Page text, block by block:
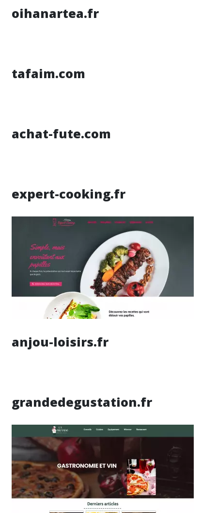
oihanartea.fr
tafaim.com
achat-fute.com
expert-cooking.fr
anjou-loisirs.fr
grandedegustation.fr